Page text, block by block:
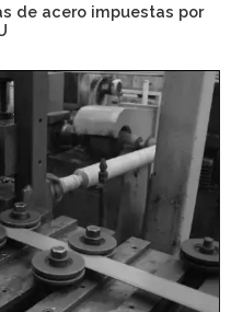
de acero impuestas por